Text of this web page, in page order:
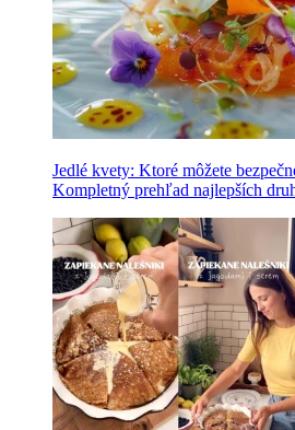
Jedlé kvety: Ktoré môžete
Kompletný prehľad najlepších